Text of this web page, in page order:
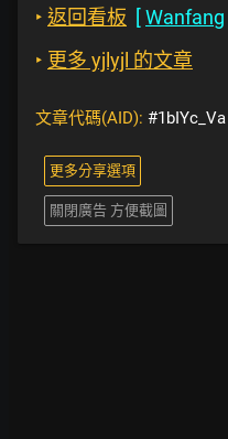
‣ 返回看板 [Wanfang
‣ 更多 yjlyjl 的文章
文章代碼(AID): #1bIYc_Va
更多分享選項
關閉廣告 方便截圖